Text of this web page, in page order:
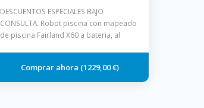
DESCUENTOS ESPECIALES BAJO
CONSULTA. Robot piscina con mapeado
de piscina Fairland X60 a bateria, al
1229,00 €